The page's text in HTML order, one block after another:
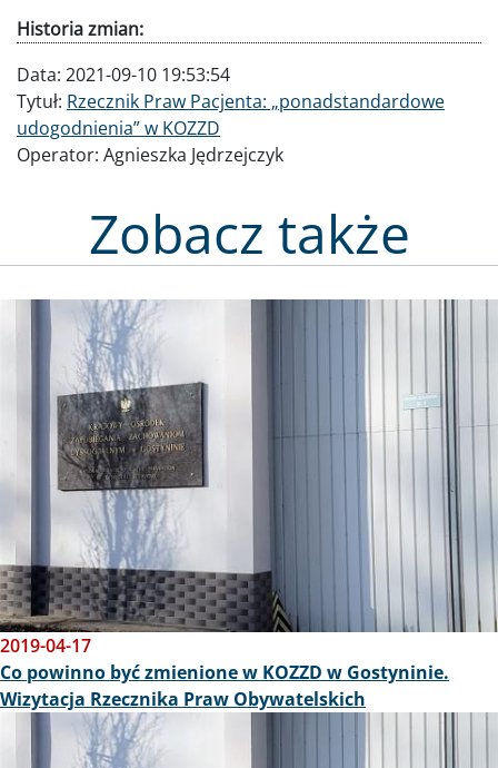
Historia zmian:
Data: 2021-09-10 19:53:54
Tytuł: Rzecznik Praw Pacjenta: „ponadstandardowe
udogodnienia” w KOZZD
Operator: Agnieszka Jędrzejczyk
Zobacz także
Obraz
2019-04-17
Co powinno być zmienione w KOZZD w Gostyninie.
Wizytacja Rzecznika Praw Obywatelskich
Obraz